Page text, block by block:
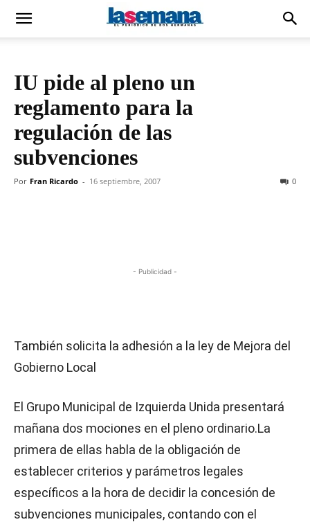
IU pide al pleno un
reglamento para la
regulación de las
subvenciones
Por Fran Ricardo - 16 septiembre, 2007 0
- Publicidad -
También solicita la adhesión a la ley de Mejora del
Gobierno Local
El Grupo Municipal de Izquierda Unida presentará
mañana dos mociones en el pleno ordinario.La
primera de ellas habla de la obligación de
establecer criterios y parámetros legales
específicos a la hora de decidir la concesión de
subvenciones municipales, contando con el